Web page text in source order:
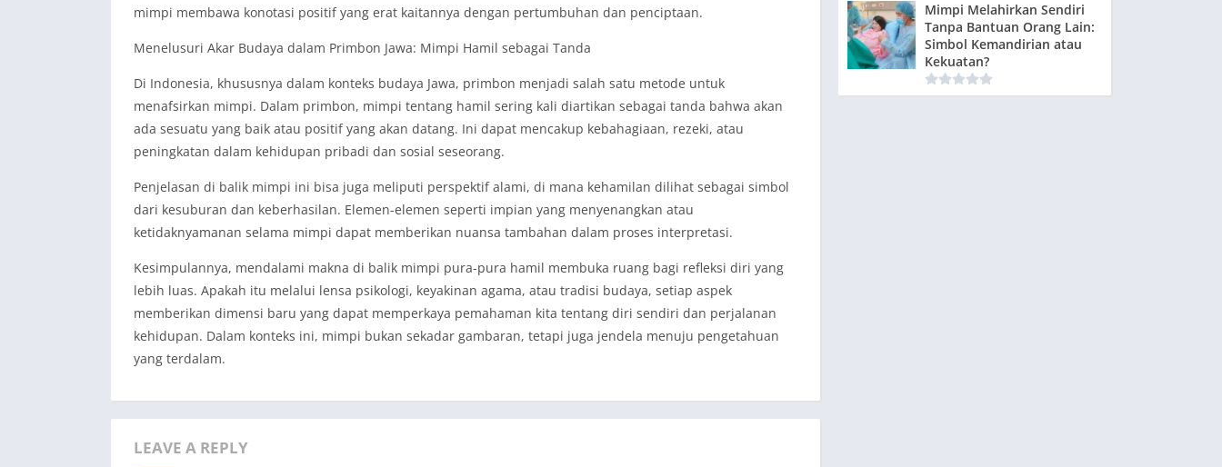
mimpi membawa konotasi positif yang erat kaitannya dengan pertumbuhan dan penciptaan.
Menelusuri Akar Budaya dalam Primbon Jawa: Mimpi Hamil sebagai Tanda
Di Indonesia, khususnya dalam konteks budaya Jawa, primbon menjadi salah satu metode untuk
menafsirkan mimpi. Dalam primbon, mimpi tentang hamil sering kali diartikan sebagai tanda bahwa akan
ada sesuatu yang baik atau positif yang akan datang. Ini dapat mencakup kebahagiaan, rezeki, atau
peningkatan dalam kehidupan pribadi dan sosial seseorang.
Penjelasan di balik mimpi ini bisa juga meliputi perspektif alami, di mana kehamilan dilihat sebagai simbol
dari kesuburan dan keberhasilan. Elemen-elemen seperti impian yang menyenangkan atau
ketidaknyamanan selama mimpi dapat memberikan nuansa tambahan dalam proses interpretasi.
Kesimpulannya, mendalami makna di balik mimpi pura-pura hamil membuka ruang bagi refleksi diri yang
lebih luas. Apakah itu melalui lensa psikologi, keyakinan agama, atau tradisi budaya, setiap aspek
memberikan dimensi baru yang dapat memperkaya pemahaman kita tentang diri sendiri dan perjalanan
kehidupan. Dalam konteks ini, mimpi bukan sekadar gambaran, tetapi juga jendela menuju pengetahuan
yang terdalam.
LEAVE A REPLY
Mimpi Melahirkan Sendiri
Tanpa Bantuan Orang Lain:
Simbol Kemandirian atau
Kekuatan?